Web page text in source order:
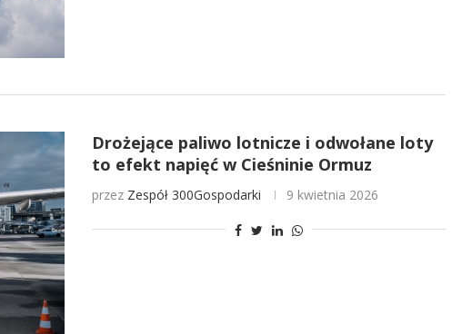
Drożejące paliwo lotnicze i odwołane loty
to efekt napięć w Cieśninie Ormuz
przez Zespół 300Gospodarki 9 kwietnia 2026